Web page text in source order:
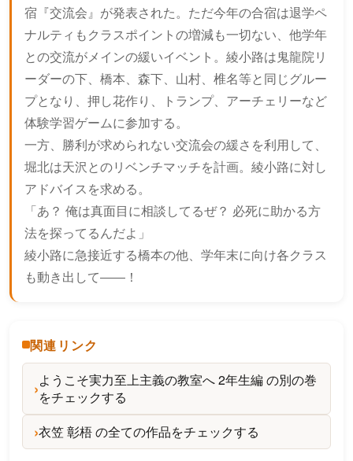
宿『交流会』が発表された。ただ今年の合宿は退学ペ
ナルティもクラスポイントの増減も一切ない、他学年
との交流がメインの緩いイベント。綾小路は鬼龍院リ
ーダーの下、橋本、森下、山村、椎名等と同じグルー
プとなり、押し花作り、トランプ、アーチェリーなど
体験学習ゲームに参加する。
一方、勝利が求められない交流会の緩さを利用して、
堀北は天沢とのリベンチマッチを計画。綾小路に対し
アドバイスを求める。
「あ？ 俺は真面目に相談してるぜ？ 必死に助かる方
法を探ってるんだよ」
綾小路に急接近する橋本の他、学年末に向け各クラス
も動き出して――！
関連リンク
ようこそ実力至上主義の教室へ 2年生編 の別の巻
をチェックする
衣笠 彰梧 の全ての作品をチェックする